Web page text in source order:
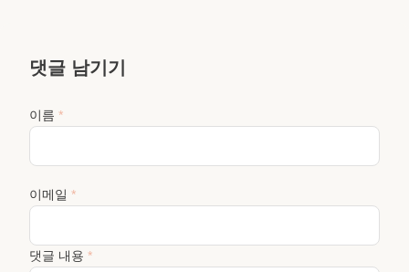
댓글 남기기
이름 *
이메일 *
댓글 내용 *